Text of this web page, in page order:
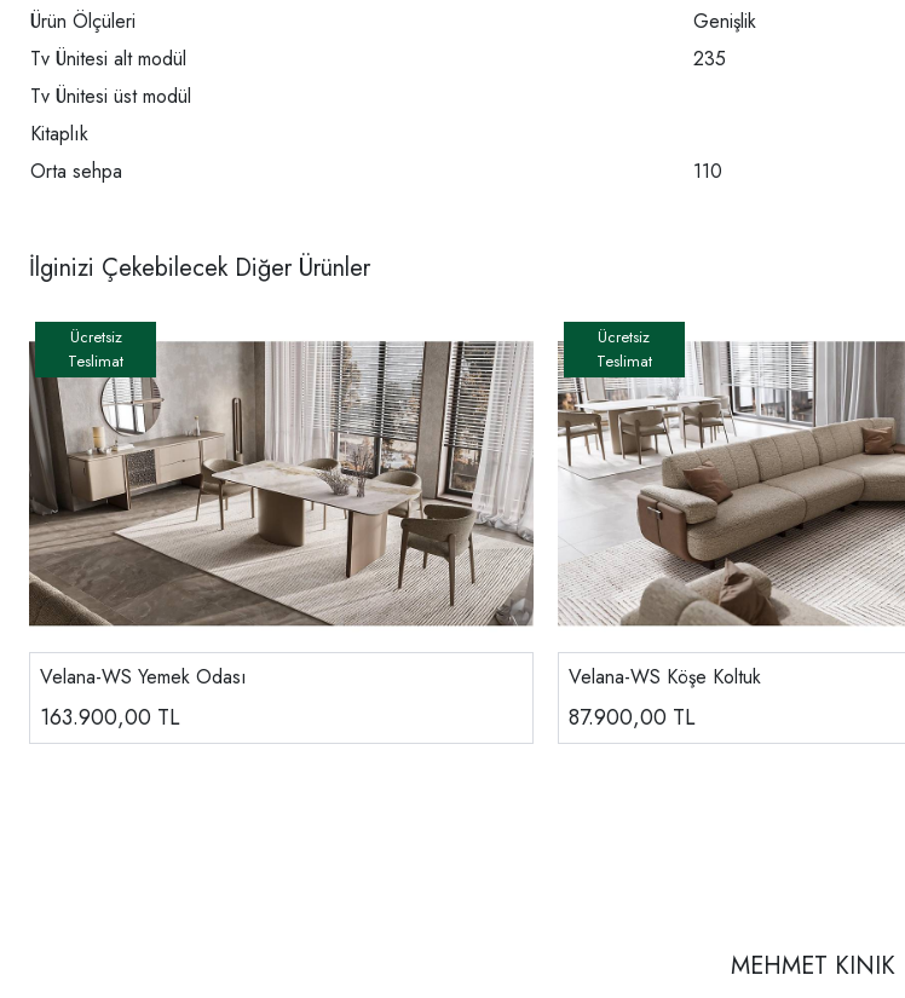
Ürün Ölçüleri Genişlik
Tv Ünitesi alt modül
235
Tv Ünitesi üst modül
Kitaplık
Orta sehpa
110
İlginizi Çekebilecek Diğer Ürünler
Velana-WS Yemek Odası
163.900,00 TL
Velana-WS Köşe Koltuk
87.900,00 TL
MEHMET KINIK